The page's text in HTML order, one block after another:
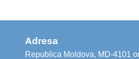
Adresa
Republica Moldova, MD-4101